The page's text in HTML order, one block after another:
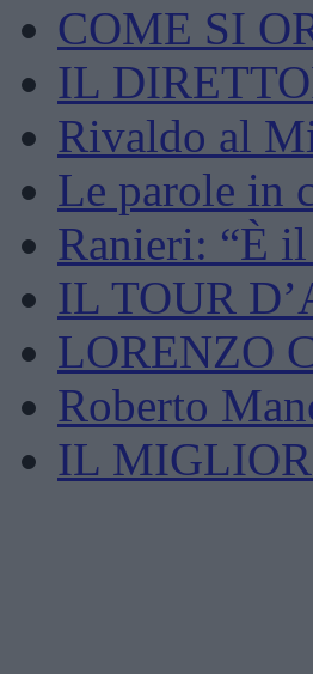
COME SI
IL
Rivaldo al
Le parole in
Ranieri: “È
IL TOUR
LORENZO
Roberto
IL